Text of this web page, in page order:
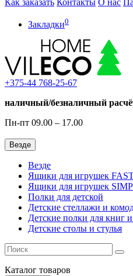
Как заказать Контакты О нас
Закладки0
+375-44 768-25-67
наличный/безналичный
Пн-пт 09.00 – 17.00
Везде
Везде
Ящики для игрушек
Ящики для игрушек
Полки для детской
Детские стеллажи и
Детские полки для книг
Детские столы и стулья
Каталог товаров